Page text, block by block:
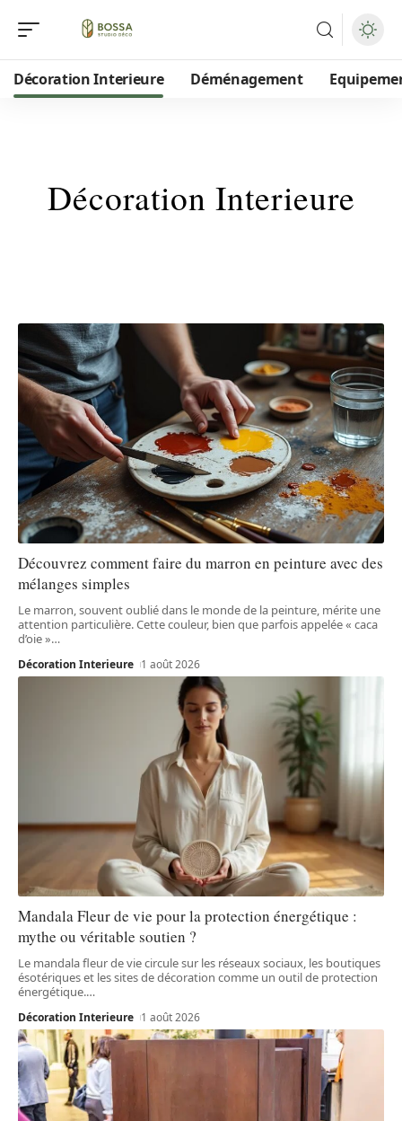
Décoration Interieure Déménagement
Décoration Interieure
Découvrez comment faire du marron en peinture avec des
mélanges simples
Le marron, souvent oublié dans le monde de la peinture, mérite une
attention particulière. Cette couleur, bien que parfois appelée « caca
d’oie »…
Décoration Interieure 1 août 2026
Mandala Fleur de vie pour la protection énergétique :
mythe ou véritable soutien ?
Le mandala fleur de vie circule sur les réseaux sociaux, les boutiques
ésotériques et les sites de décoration comme un outil de protection
énergétique.…
Décoration Interieure 1 août 2026